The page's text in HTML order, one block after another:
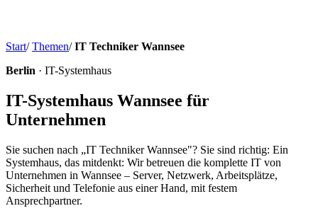
Start/ Themen/ IT Techniker Wannsee
Berlin · IT-Systemhaus
IT-Systemhaus Wannsee für
Unternehmen
Sie suchen nach „IT Techniker Wannsee"? Sie sind richtig: Ein
Systemhaus, das mitdenkt: Wir betreuen die komplette IT von
Unternehmen in Wannsee – Server, Netzwerk, Arbeitsplätze,
Sicherheit und Telefonie aus einer Hand, mit festem
Ansprechpartner.